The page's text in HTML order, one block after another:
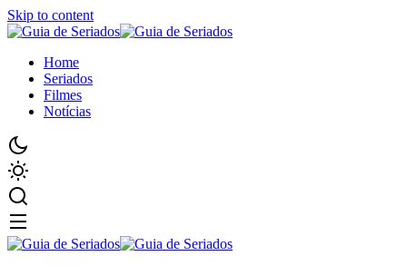
Skip to content
Home
Seriados
Filmes
Notícias